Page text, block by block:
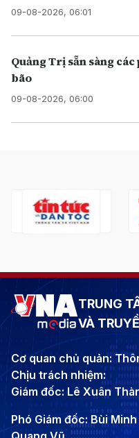
09-08-2026, 06:01
Quảng Trị sẵn sàng
bão
09-08-2026, 06:00
TRUNG
VÀ
Cơ quan chủ quản:
Chịu trách nhiệm:
Giám đốc: Lê Xuân
Phó Giám đốc: Bùi